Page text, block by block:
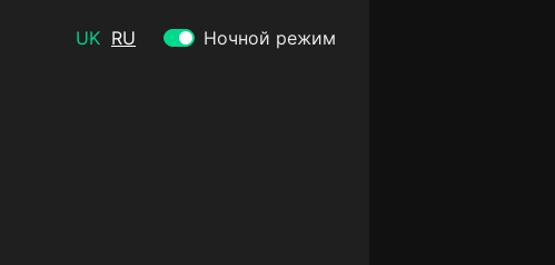
UK RU Ночной режим